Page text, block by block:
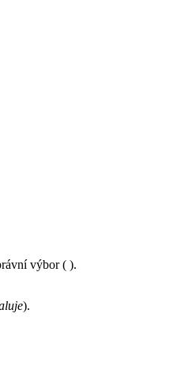
výbor ( ).
).